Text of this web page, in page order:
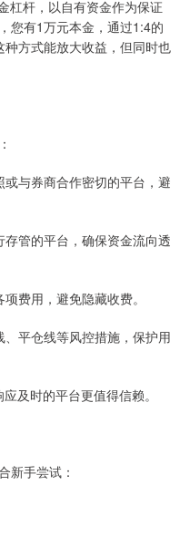
杠杆，以自有资金作为保证
您有1万元本金，通过1:4的
方式能放大收益，但同时也
与券商合作密切的平台，避
管的平台，确保资金流向透
费用，避免隐藏收费。
平仓线等风控措施，保护用
及时的平台更值得信赖。
新手尝试：